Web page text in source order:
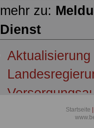
mehr zu:
Dienst
Richter und
Startseite